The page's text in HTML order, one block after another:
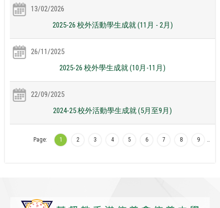
13/02/2026
2025-26 校外活動學生成就 (11月 - 2月)
26/11/2025
2025-26 校外學生成就 (10月-11月)
22/09/2025
2024-25 校外活動學生成就 (5月至9月)
Page: 1 2 3 4 5 6 7 8 9 …